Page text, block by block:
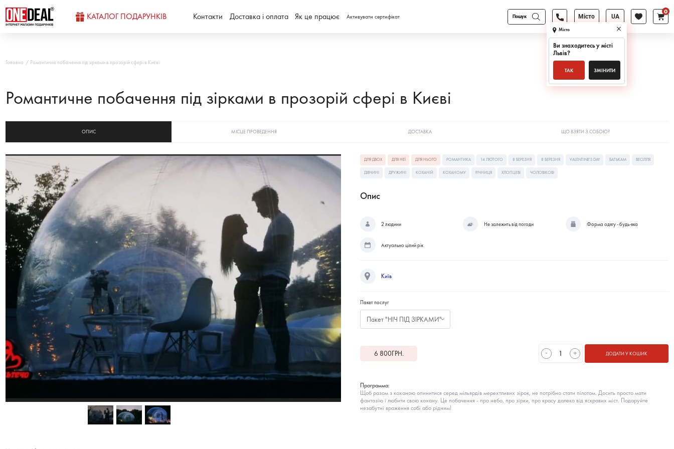
КАТАЛОГ ПОДАРУНКІВ Контакти Доставка і оплата Як це працює Активувати сертифікат
Products
search
Місто
Місто
Ви знаходитесь у місті
Львів?
ТАК ЗМІНИТИ
UA
0
Головна Романтичне побачення під зірками в прозорій сфері в Києві
Романтичне побачення під зірками в прозорій сфері в Києві
ОПИС МІСЦЕ ПРОВЕДЕННЯ ДОСТАВКА ЩО ВЗЯТИ З СОБОЮ?
ДЛЯ ДВОХ ДЛЯ НЕЇ ДЛЯ НЬОГО РОМАНТИКА 14 ЛЮТОГО 8 БЕРЕЗНЯ 8 БЕРЕЗНЯ VALENTINE'S DAY БАТЬКАМ ВЕСІЛЛЯ
ДІВЧИНІ ДРУЖИНІ КОХАНІЙ КОХАНОМУ РІЧНИЦЯ ХЛОПЦЕВІ ЧОЛОВІКОВІ
Опис
2 людини Не залежить від погоди Форма одягу - будь-яка
Актуально цілий рік
Київ
Пакет послуг
Пакет "НІЧ ПІД ЗІРКАМИ"
6 800ГРН. - + ДОДАТИ У КОШИК
Программа:
Щоб разом з коханою опинитися серед мільярдів мерехтливих зірок, не потрібно стати пілотом. Досить просто мати
фантазію і любити свою кохану. Це побачення - про небо, про зірки, про красу далеко від яскравих міст. Подаруйте
незабутні враження собі або рідним!